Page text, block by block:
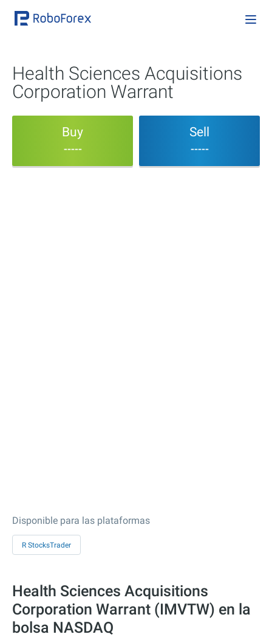
Health Sciences Acquisitions
Corporation Warrant
Buy
-----
Sell
-----
Disponible para las plataformas
R StocksTrader
Health Sciences Acquisitions
Corporation Warrant (IMVTW) en la
bolsa NASDAQ